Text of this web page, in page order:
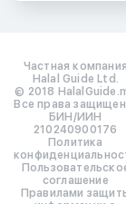
Частная компания
Halal Guide Ltd.
© 2018
Все права
БИН/ИИН
210240900176
Политика
соглашение
Правилами